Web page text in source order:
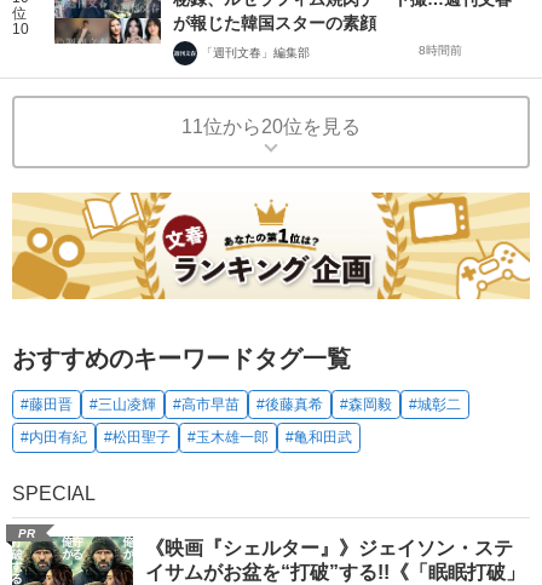
位
10
が報じた韓国スターの素顔
「週刊文春」編集部 8時間前
11位から20位を見る
おすすめのキーワードタグ一覧
#藤田晋 #三山凌輝 #高市早苗 #後藤真希 #森岡毅
#城彰二
#内田有紀
#松田聖子 #玉木雄一郎 #亀和田武
SPECIAL
PR
《映画『シェルター』》ジェイソン・ステ
イサムがお盆を“打破”する!!《「眠眠打破」